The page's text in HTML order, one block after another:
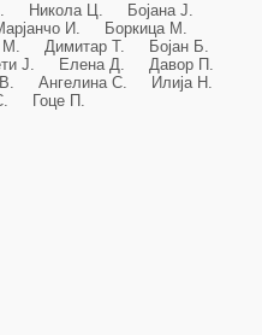
Никола Ц. Бојана Ј.
И. Боркица М.
М. Димитар Т. Бојан Б.
Ј. Елена Д. Давор П.
Ангелина С. Илија Н.
С. Гоце П.